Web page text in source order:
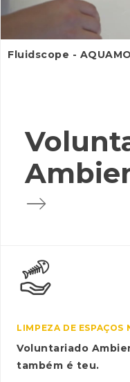
Fluidscope -

LIMPEZA DE ESPAÇOS
Voluntariado
também é teu.